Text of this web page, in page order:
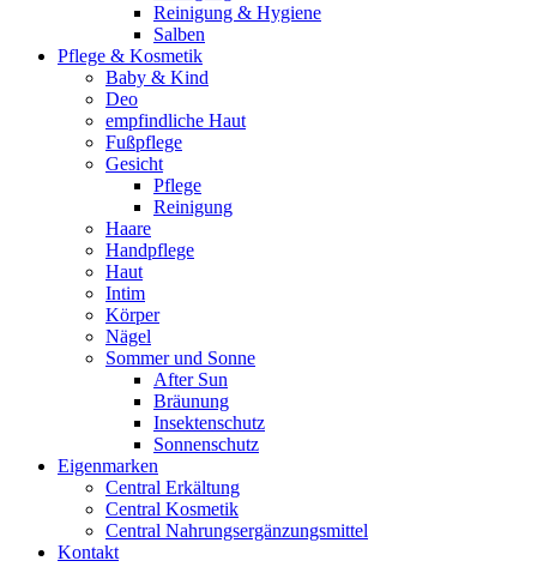
Reinigung & Hygiene
Salben
Pflege & Kosmetik
Baby & Kind
Deo
empfindliche Haut
Fußpflege
Gesicht
Pflege
Reinigung
Haare
Handpflege
Haut
Intim
Körper
Nägel
Sommer und Sonne
After Sun
Bräunung
Insektenschutz
Sonnenschutz
Eigenmarken
Central Erkältung
Central Kosmetik
Central Nahrungsergänzungsmittel
Kontakt